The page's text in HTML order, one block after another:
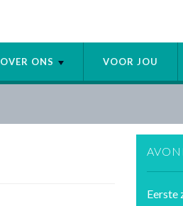
OVER ONS VOOR JOU
Eerste